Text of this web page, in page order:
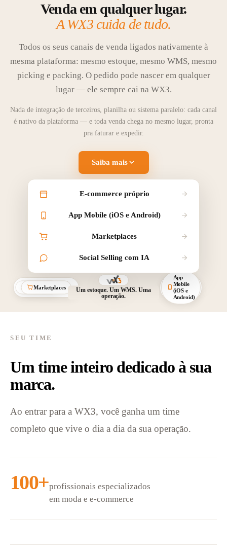
Venda em qualquer lugar.
A WX3 cuida de tudo.
Todos os seus canais de venda ligados nativamente à
mesma plataforma: mesmo estoque, mesmo WMS, mesmo
picking e packing. O pedido pode nascer em qualquer
lugar — ele sempre cai na WX3.
Nada de integração de terceiros, planilha ou sistema paralelo: cada canal
é nativo da plataforma — e toda venda chega no mesmo lugar, pronta
pra faturar e expedir.
Saiba mais
E-commerce próprio
App Mobile (iOS e Android)
Marketplaces
Social Selling com IA
E-commerce
próprio
WhatsApp
Marketplaces
Instagram
e
Facebook
App
Mobile
(iOS e
Android)
Um estoque. Um WMS. Uma
operação.
SEU TIME
Um time inteiro dedicado à sua
marca.
Ao entrar para a WX3, você ganha um time
completo que vive o dia a dia da sua operação.
100+profissionais especializados
em moda e e-commerce